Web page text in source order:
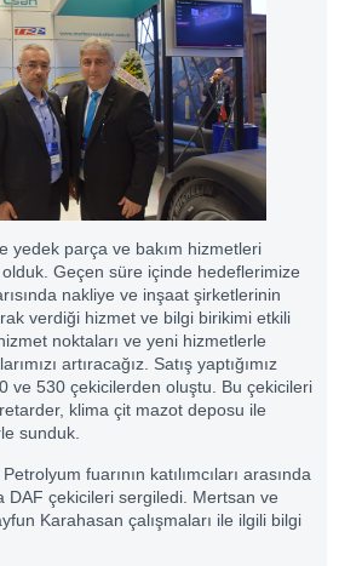
yedek parça ve bakım hizmetleri
olduk. Geçen süre içinde hedeflerimize
nakliye ve inşaat şirketlerinin
verdiği hizmet ve bilgi birikimi etkili
noktaları ve yeni hizmetlerle
artıracağız. Satış yaptığımız
ve 530 çekicilerden oluştu. Bu çekicileri
klima çit mazot deposu ile
sunduk.
fuarının katılımcıları arasında
DAF çekicileri sergiledi. Mertsan ve
Karahasan çalışmaları ile ilgili bilgi